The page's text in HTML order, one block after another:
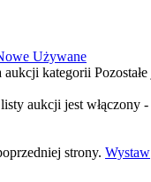
Używane
aukcji kategorii Pozostałe
aukcji jest włączony -
strony. Wystaw